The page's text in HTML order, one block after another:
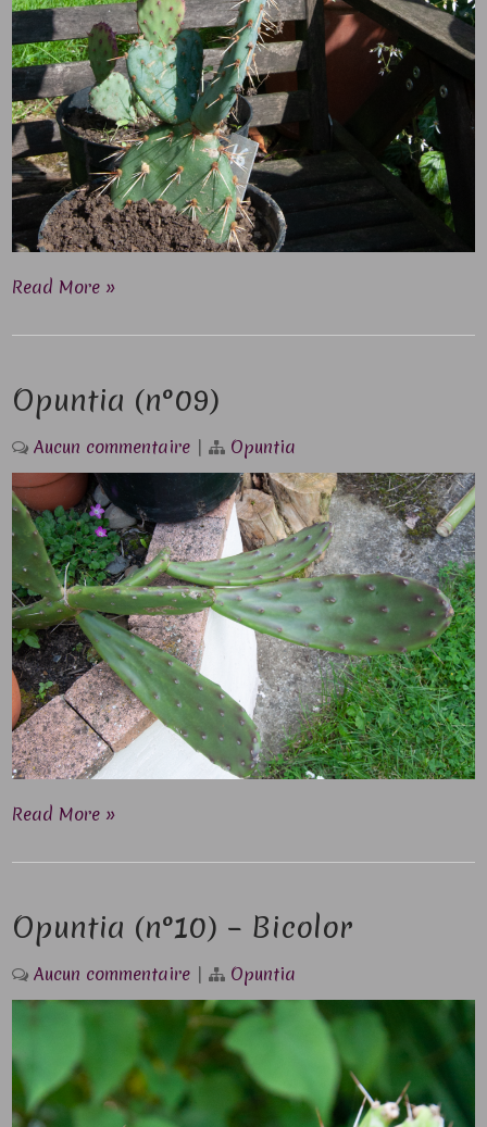
Read More »
Opuntia (n°09)
Aucun commentaire | Opuntia
Read More »
Opuntia (n°10) – Bicolor
Aucun commentaire | Opuntia